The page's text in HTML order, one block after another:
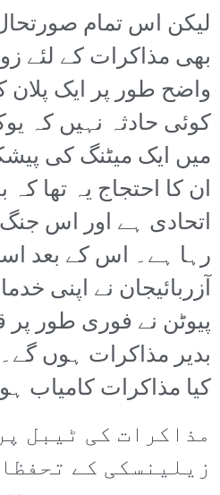
لیکن اس تمام
بھی مذاکرات کے لئے
واضح طور پر ایک پلان
کوئی حادثہ نہیں کہ
میں ایک میٹنگ کی
ان کا احتجاج یہ تھا
اتحادی ہے اور اس
رہا ہے۔ اس کے بعد
آزربائیجان نے اپنی
پیوٹن نے فوری طور پر
بدیر مذاکرات ہوں
کیا مذاکرات کامیاب
مذاکرات کی ٹیبل
زیلینسکی کے